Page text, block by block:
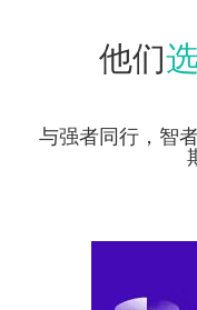
他们
与强者同行，智